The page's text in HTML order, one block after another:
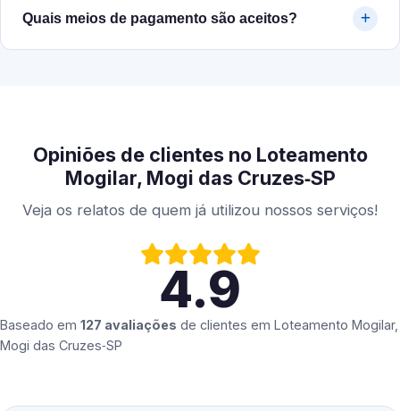
Quais meios de pagamento são aceitos?
Opiniões de clientes no Loteamento
Mogilar, Mogi das Cruzes‑SP
Veja os relatos de quem já utilizou nossos serviços!
4.9
Baseado em 127 avaliações de clientes em Loteamento Mogilar,
Mogi das Cruzes‑SP